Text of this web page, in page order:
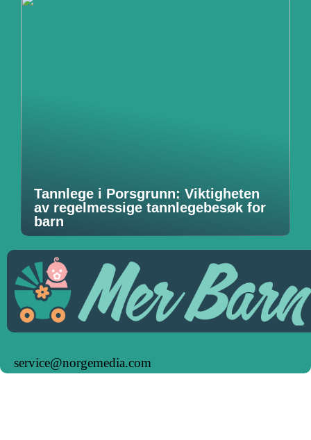
Tannlege i Porsgrunn: Viktigheten
av regelmessige tannlegebesøk for
barn
service@norgemedia.com